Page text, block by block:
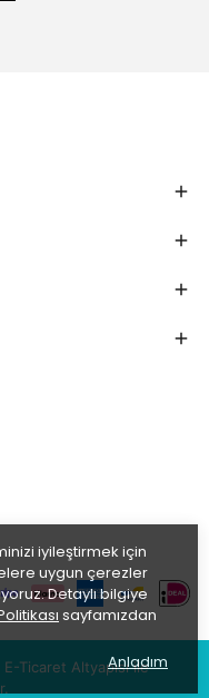
iyileştirmek için
uygun çerezler
Detaylı bilgiye
sayfamızdan
Anladım
E-Ticaret Altyapısı ile